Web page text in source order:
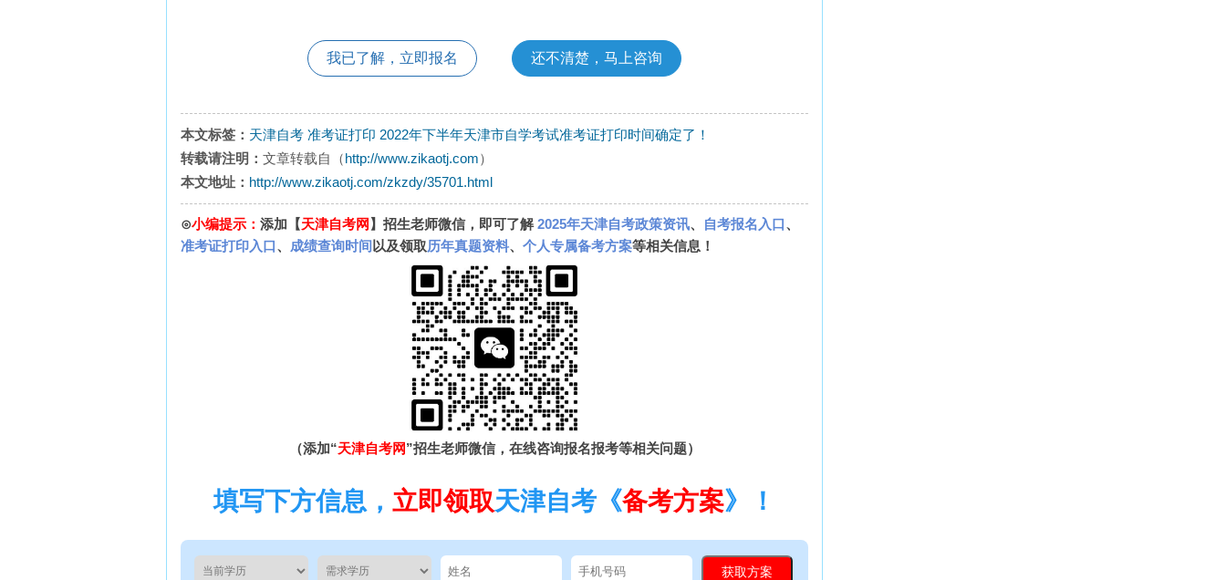
我已了解，立即报名 还不清楚，马上咨询
本文标签： 天津自考 准考证打印 2022年下半年天津市自学考试准考证打印时间确定了！
转载请注明： 文章转载自（http://www.zikaotj.com）
本文地址： http://www.zikaotj.com/zkzdy/35701.html
⊙小编提示： 添加【天津自考网 】招生老师微信，即可了解2025年天津自考政策资讯、 自考报名入口、
准考证打印入口、 成绩查询时间 以及领取历年真题资料、 个人专属备考方案等相关信息！
（添加“天津自考网”招生老师微信，在线咨询报名报考等相关问题）
填写下方信息， 立即领取天津自考《备考方案》！